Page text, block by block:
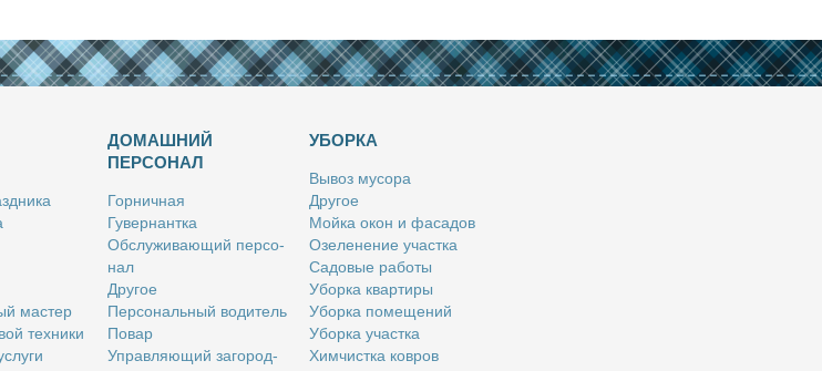
ма­стер
тех­ни­ки
ДОМАШНИЙ
ПЕРСОНАЛ
Гор­нич­ная
Гу­вер­нант­ка
Об­слу­жи­ва­ю­щий пер­со­
нал
Дру­гое
Пер­со­наль­ный во­ди­тель
По­вар
Управ­ля­ю­щий за­го­род­
УБОРКА
Вы­воз му­со­ра
Дру­гое
Мой­ка окон и фа­са­дов
Озе­ле­не­ние участ­ка
Са­до­вые ра­бо­ты
Убор­ка квар­ти­ры
Убор­ка по­ме­ще­ний
Убор­ка участ­ка
Хим­чист­ка ков­ров